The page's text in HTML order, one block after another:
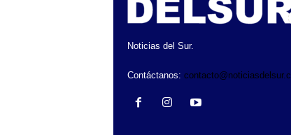
Noticias del Sur.
Contáctanos: contacto@noticiasdelsur.cl